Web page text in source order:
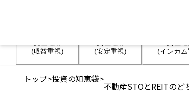
(収益重視)
(安定重視)
(インカム
トップ>投資の知恵袋>
不動産STOとREITのど